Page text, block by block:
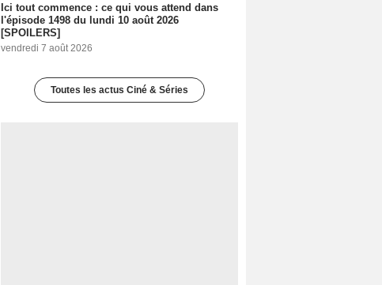
Ici tout commence : ce qui vous attend dans
l'épisode 1498 du lundi 10 août 2026
[SPOILERS]
vendredi 7 août 2026
Toutes les actus Ciné & Séries